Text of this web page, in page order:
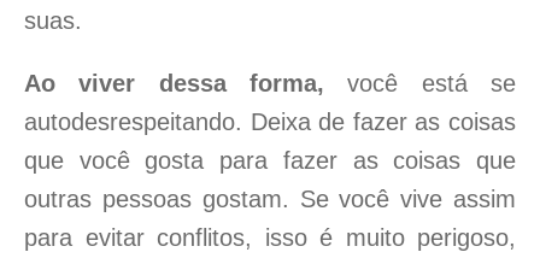
suas.
Ao viver dessa forma, você está se
autodesrespeitando. Deixa de fazer as coisas
que você gosta para fazer as coisas que
outras pessoas gostam. Se você vive assim
para evitar conflitos, isso é muito perigoso,